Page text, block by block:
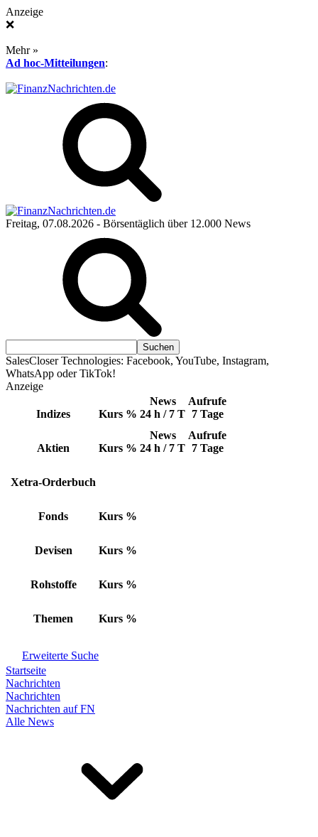
Anzeige
❌
Mehr »
Ad hoc-Mitteilungen:
Freitag, 07.08.2026 - Börsentäglich über 12.000 News
SalesCloser Technologies: Facebook, YouTube, Instagram,
WhatsApp oder TikTok!
Anzeige
Indizes Kurs %
News
24 h / 7 T
Aufrufe
7 Tage
Aktien Kurs %
News
24 h / 7 T
Aufrufe
7 Tage
Xetra-Orderbuch
Fonds Kurs %
Devisen Kurs %
Rohstoffe Kurs %
Themen Kurs %
Erweiterte Suche
Startseite
Nachrichten
Nachrichten
Nachrichten auf FN
Alle News